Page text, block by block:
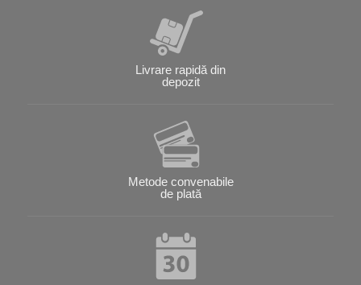
Livrare rapidă din
depozit
Metode convenabile
de plată